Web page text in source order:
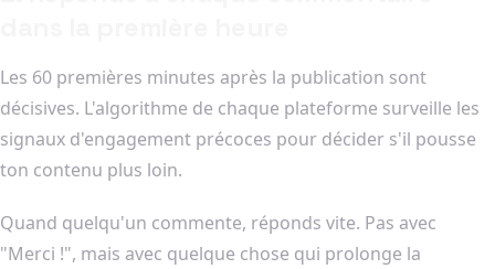
Les 60 premières minutes après la publication sont
décisives. L'algorithme de chaque plateforme surveille les
signaux d'engagement précoces pour décider s'il pousse
ton contenu plus loin.
Quand quelqu'un commente, réponds vite. Pas avec
"Merci !", mais avec quelque chose qui prolonge la